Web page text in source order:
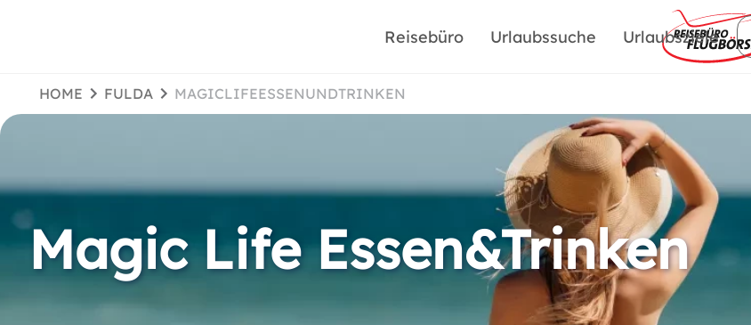
Reisebüro Urlaubssuche Urlaubsziele
HOME FULDA MAGICLIFEESSENUNDTRINKEN
Magic Life Essen&Trinken